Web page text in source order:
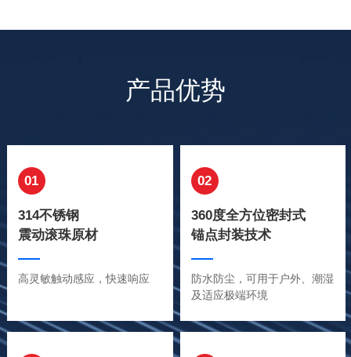
产品优势
01
314不锈钢
震动滚珠原材
高灵敏触动感应，快速响应
02
360度全方位密封式
锚点封装技术
防水防尘，可用于户外、潮湿
及适应极端环境